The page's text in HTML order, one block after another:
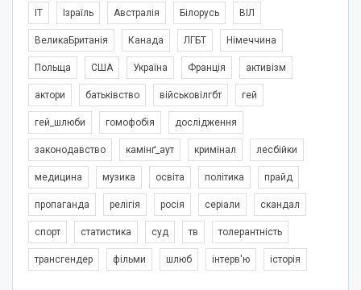
IT Ізраїль Австралія Білорусь ВІЛ
ВеликаБританія Канада ЛГБТ Німеччина
Польща США Україна Франція активізм
актори батьківство військовілгбт гей
гей_шлюби гомофобія дослідження
законодавство камінґ_аут кримінал лесбійки
медицина музика освіта політика прайд
пропаганда релігія росія серіали скандал
спорт статистика суд тв толерантність
трансгендер фільми шлюб інтерв'ю історія